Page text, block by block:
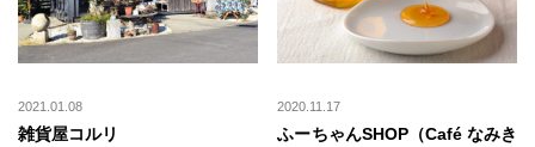
2021.01.08
雑貨屋コルリ
2020.11.17
ふーちゃんSHOP（Café なみき